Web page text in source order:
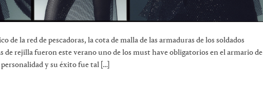
la red de pescadoras, la cota de malla de las armaduras de los soldados
de rejilla fueron este verano uno de los must have obligatorios en el armario de
y su éxito fue tal […]